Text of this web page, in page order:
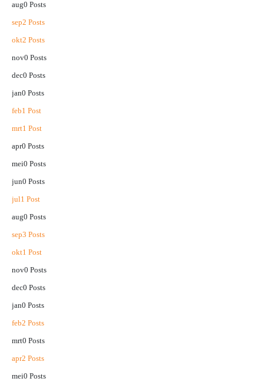
aug0 Posts
sep2 Posts
okt2 Posts
nov0 Posts
dec0 Posts
jan0 Posts
feb1 Post
mrt1 Post
apr0 Posts
mei0 Posts
jun0 Posts
jul1 Post
aug0 Posts
sep3 Posts
okt1 Post
nov0 Posts
dec0 Posts
jan0 Posts
feb2 Posts
mrt0 Posts
apr2 Posts
mei0 Posts